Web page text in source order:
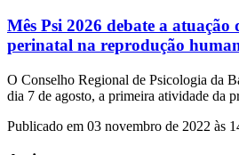
Mês Psi 2026 debate a atuação
perinatal na reprodução
O Conselho Regional de Psicologia da
dia 7 de agosto, a primeira atividade da
Publicado em 03 novembro de 2022 às